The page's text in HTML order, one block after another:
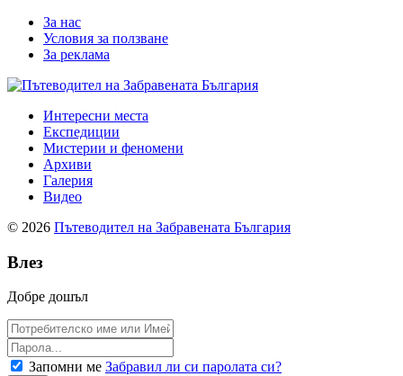
За нас
Условия за ползване
За реклама
Интересни места
Експедиции
Мистерии и феномени
Архиви
Галерия
Видео
© 2026 Пътеводител на Забравената България
Влез
Добре дошъл
Запомни ме Забравил ли си паролата си?